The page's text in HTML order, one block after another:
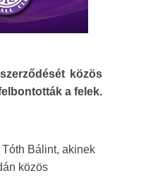
közös
a felek.
Bálint, akinek
közös